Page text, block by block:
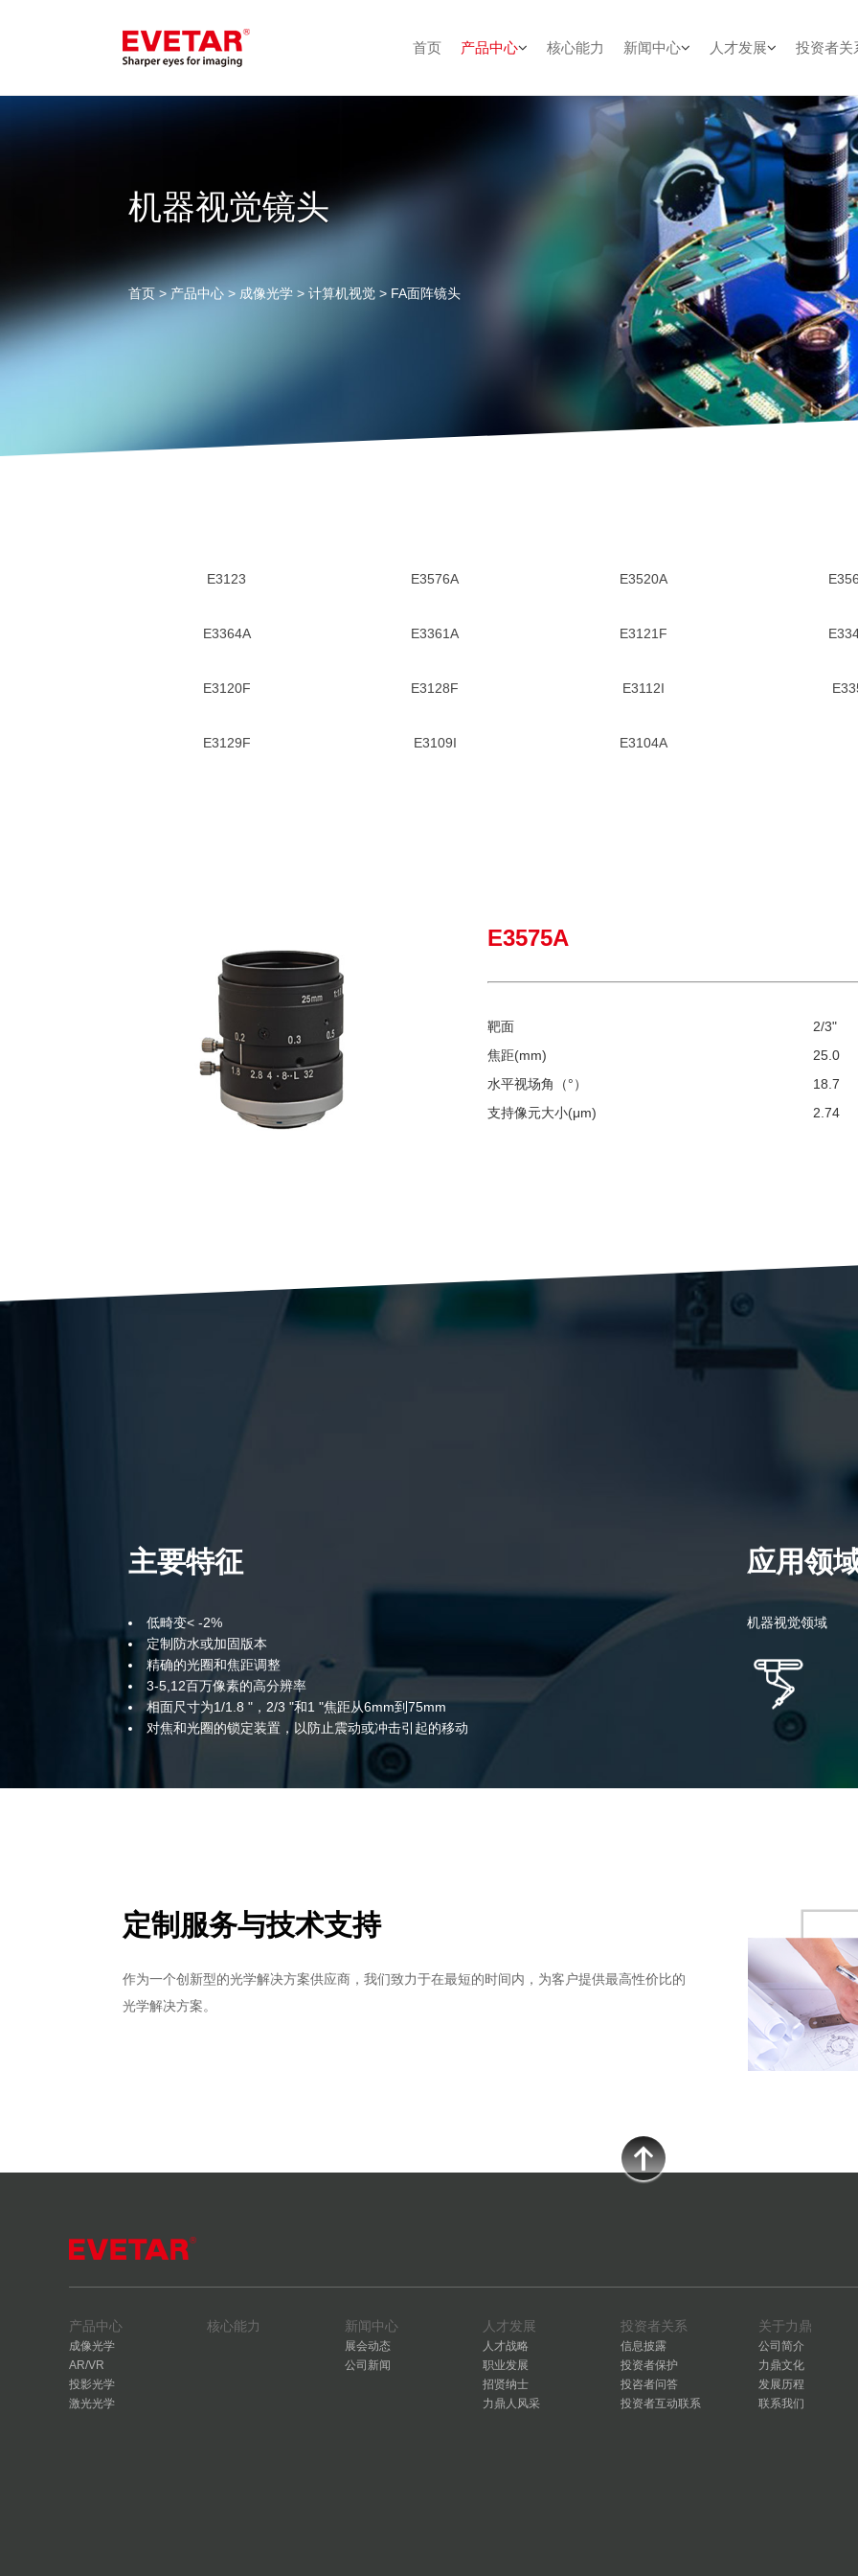
首页 产品中心 核心能力 新闻中心 人才发展 投资者关
机器视觉镜头
首页>产品中心 > 成像光学 >计算机视觉 > FA面阵镜头
E3123 E3576A E3520A
E3364A E3361A E3121F
E3120F E3128F E3112I
E3129F E3109I E3104A
E3575A
靶面
2/3"
焦距(mm)
25.0
水平视场角（°）
18.7
支持像元大小(μm)
2.74
主要特征
低畸变< -2%
定制防水或加固版本
精确的光圈和焦距调整
3-5,12百万像素的高分辨率
相面尺寸为1/1.8 "，2/3 "和1 "焦距从6mm到75mm
对焦和光圈的锁定装置，以防止震动或冲击引起的移动
应用领
机器视觉领域
定制服务与技术支持
作为一个创新型的光学解决方案供应商，我们致力于在最短的时间内，为客户提供最高性价比的
光学解决方案。
产品中心
成像光学
AR/VR
投影光学
激光光学
核心能力 新闻中心
展会动态
公司新闻
人才发展
人才战略
职业发展
招贤纳士
力鼎人风采
投资者关系
信息披露
投资者保护
投咨者问答
投资者互动联系
关于力鼎
公司简介
力鼎文化
发展历程
联系我们